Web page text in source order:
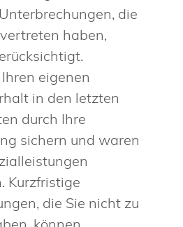
die
haben,
eigenen
in den letzten
durch Ihre
sichern und waren
Kurzfristige
die Sie nicht zu